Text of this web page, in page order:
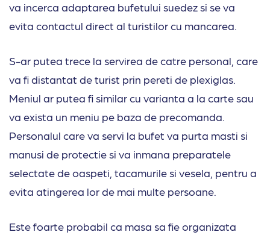
va incerca adaptarea bufetului suedez si se va
evita contactul direct al turistilor cu mancarea.
S-ar putea trece la servirea de catre personal, care
va fi distantat de turist prin pereti de plexiglas.
Meniul ar putea fi similar cu varianta a la carte sau
va exista un meniu pe baza de precomanda.
Personalul care va servi la bufet va purta masti si
manusi de protectie si va inmana preparatele
selectate de oaspeti, tacamurile si vesela, pentru a
evita atingerea lor de mai multe persoane.
Este foarte probabil ca masa sa fie organizata